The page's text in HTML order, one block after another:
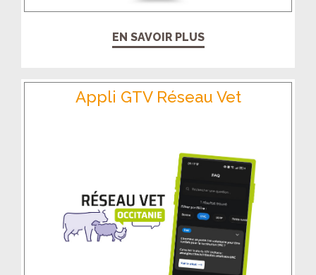
EN SAVOIR PLUS
Appli GTV Réseau Vet